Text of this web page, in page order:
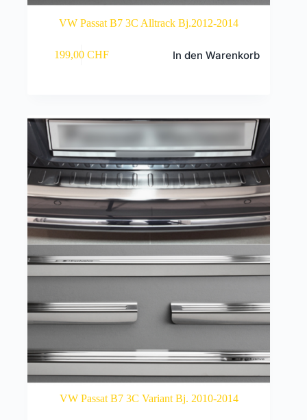
VW Passat B7 3C Alltrack Bj.2012-2014
199,00 CHF In den Warenkorb
VW Passat B7 3C Variant Bj. 2010-2014